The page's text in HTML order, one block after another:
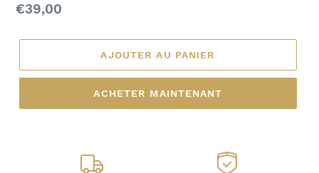
Prix
€39,00
AJOUTER AU PANIER
ACHETER MAINTENANT